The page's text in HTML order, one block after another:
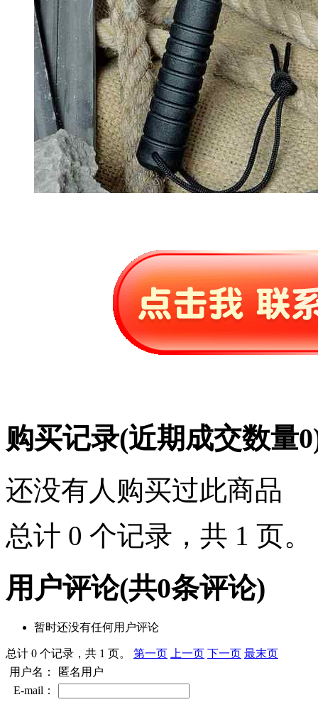
购买记录(近期成交数量0
还没有人购买过此商品
总计 0 个记录，共 1 页。
用户评论(共0条评论)
暂时还没有任何用户评论
总计 0 个记录，共 1 页。 第一页 上一页 下一页 最末页
用户名：
匿名用户
E-mail：